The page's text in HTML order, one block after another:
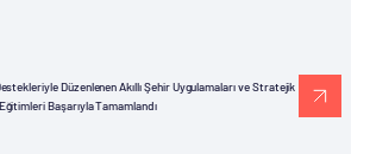
Düzenlenen Akıllı Şehir Uygulamaları ve Stratejik
Başarıyla Tamamlandı